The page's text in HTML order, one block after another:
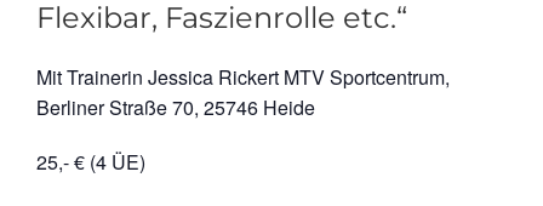
Flexibar, Faszienrolle etc.“
Mit Trainerin Jessica Rickert MTV Sportcentrum,
Berliner Straße 70, 25746 Heide
25,- € (4 ÜE)